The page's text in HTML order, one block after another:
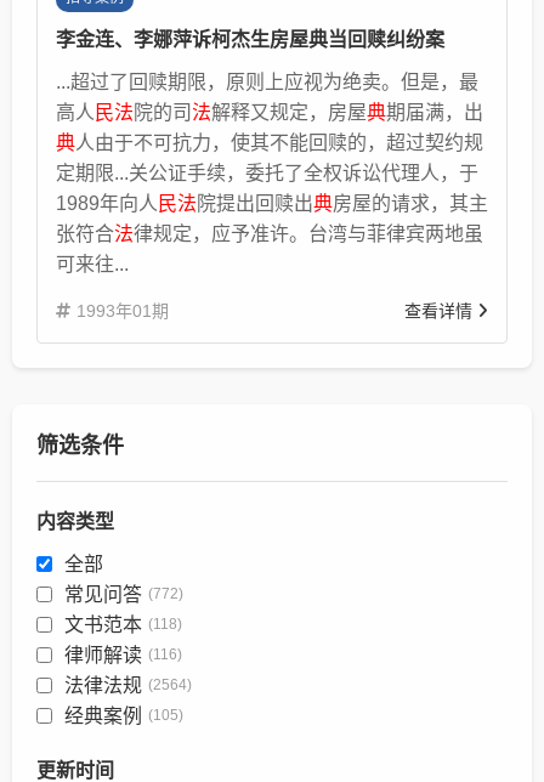
李金连、李娜萍诉柯杰生房屋典当回赎纠纷案
...超过了回赎期限，原则上应视为绝卖。但是，最
高人 民法 院的司 法解释又规定，房屋典期届满，出
典人由于不可抗力，使其不能回赎的，超过契约规
定期限...关公证手续，委托了全权诉讼代理人，于
1989年向人 民法 院提出回赎出典房屋的请求，其主
张符合法律规定，应予准许。台湾与菲律宾两地虽
可来往...
1993年01期 查看详情
筛选条件
内容类型
全部
常见问答 (772)
文书范本 (118)
律师解读 (116)
法律法规 (2564)
经典案例 (105)
更新时间